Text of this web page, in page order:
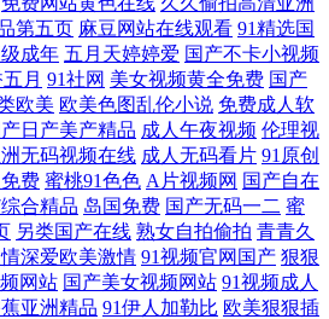
二区 成人在线色情导航 日本天堂电影网
草视频在线观看 插插插综合射 日韩丝袜清纯
日本中文字幕在线观看 成人污污 日韩精品一
日美韩色 国产精品欧美日韩动漫 天天操无
人免费影院 国产欲女一区二区三区 午夜精品
第五页 麻豆网站在线观看 91精选国
成年 五月天婷婷爱 国产不卡小视频
月 91社网 美女视频黄全免费 国产
欧美 欧美色图乱伦小说 免费成人软
日产美产精品 成人午夜视频 伦理视
无码视频在线 成人无码看片 91原创
费 蜜桃91色色 A片视频网 国产自在
合精品 岛国免费 国产无码一二 蜜
另类国产在线 熟女自拍偷拍 青青久
深爱欧美激情 91视频官网国产 狠狠
网站 国产美女视频网站 91视频成人
亚洲精品 91伊人加勒比 欧美狠狠插